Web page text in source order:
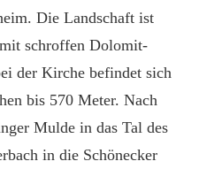
Die Landschaft ist
schroffen Dolomit-
der Kirche befindet sich
bis 570 Meter. Nach
Mulde in das Tal des
in die Schönecker